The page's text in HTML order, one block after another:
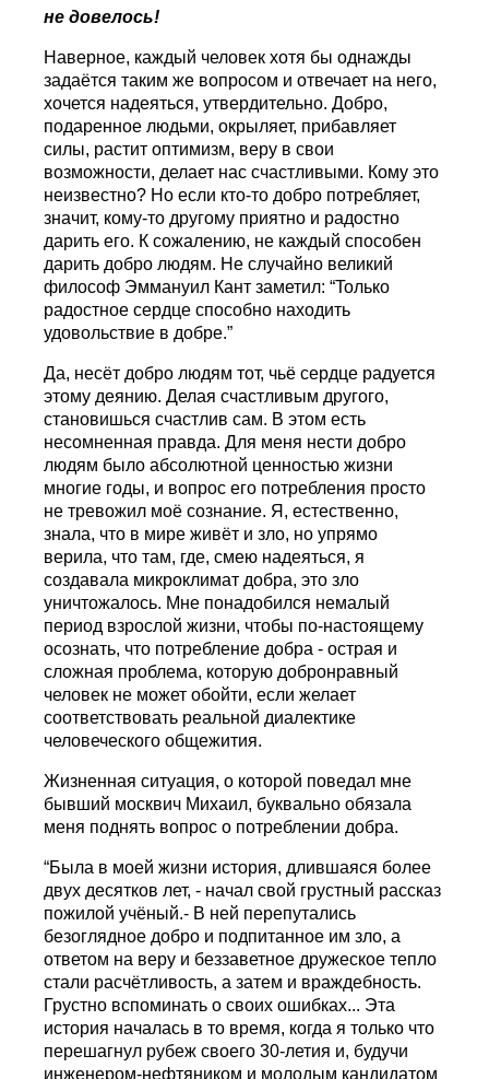
не довелось!
Наверное, каждый человек хотя бы однажды
задаётся таким же вопросом и отвечает на него,
хочется надеяться, утвердительно. Добро,
подаренное людьми, окрыляет, прибавляет
силы, растит оптимизм, веру в свои
возможности, делает нас счастливыми. Кому это
неизвестно? Но если кто-то добро потребляет,
значит, кому-то другому приятно и радостно
дарить его. К сожалению, не каждый способен
дарить добро людям. Не случайно великий
философ Эммануил Кант заметил: “Toлько
радостное сердце способно находить
удовольствие в добре.”
Да, несёт добро людям тот, чьё сердце радуется
этому деянию. Делая счастливым другого,
становишься счастлив сам. В этом есть
несомненная правда. Для меня нести добро
людям было абсолютной ценностью жизни
многие годы, и вопрос его потребления просто
не тревожил моё сознание. Я, естественно,
знала, что в мире живёт и зло, но упрямо
верила, что там, где, смею надеяться, я
создавала микроклимат добра, это зло
уничтожалось. Мне понадобился немалый
период взрослой жизни, чтобы по-настоящему
осознать, что потребление добра - острая и
сложная проблема, которую добронравный
человек не может обойти, если желает
соответствовать реальной диалектике
человеческого общежития.
Жизненная ситуация, о которой поведал мне
бывший москвич Михаил, буквально обязала
меня поднять вопрос о потреблении добра.
“Была в моей жизни история, длившаяся более
двух десятков лет, - начал свой грустный рассказ
пожилой учёный.- В ней перепутались
безоглядное добро и подпитанное им зло, а
ответом на веру и беззаветное дружеское тепло
стали расчётливость, а затем и враждебность.
Грустно вспоминать о своих ошибках... Эта
история началась в то время, когда я только что
перешагнул рубеж своего 30-летия и, будучи
инженером-нефтяником и молодым кандидатом